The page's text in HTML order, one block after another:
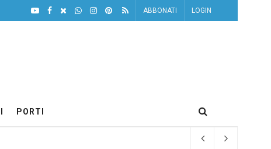
ABBONATI LOGIN
PORTI